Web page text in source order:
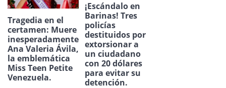
Tragedia en el
certamen: Muere
inesperadamente
Ana Valeria Ávila,
la emblemática
Miss Teen Petite
Venezuela.
¡Escándalo en
Barinas! Tres
policías
destituidos por
extorsionar a
un ciudadano
con 20 dólares
para evitar su
detención.